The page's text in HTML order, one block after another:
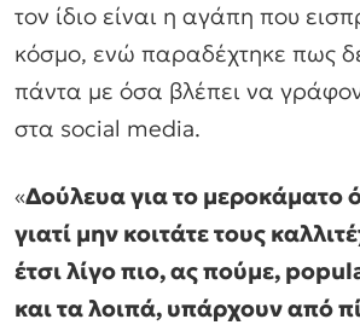
τον ίδιο είναι η αγάπη που
κόσμο, ενώ παραδέχτηκε πως
πάντα με όσα βλέπει να
στα social media.
«Δούλευα για το μεροκάματο
γιατί μην κοιτάτε τους
έτσι λίγο πιο, ας πούμε,
και τα λοιπά, υπάρχουν από